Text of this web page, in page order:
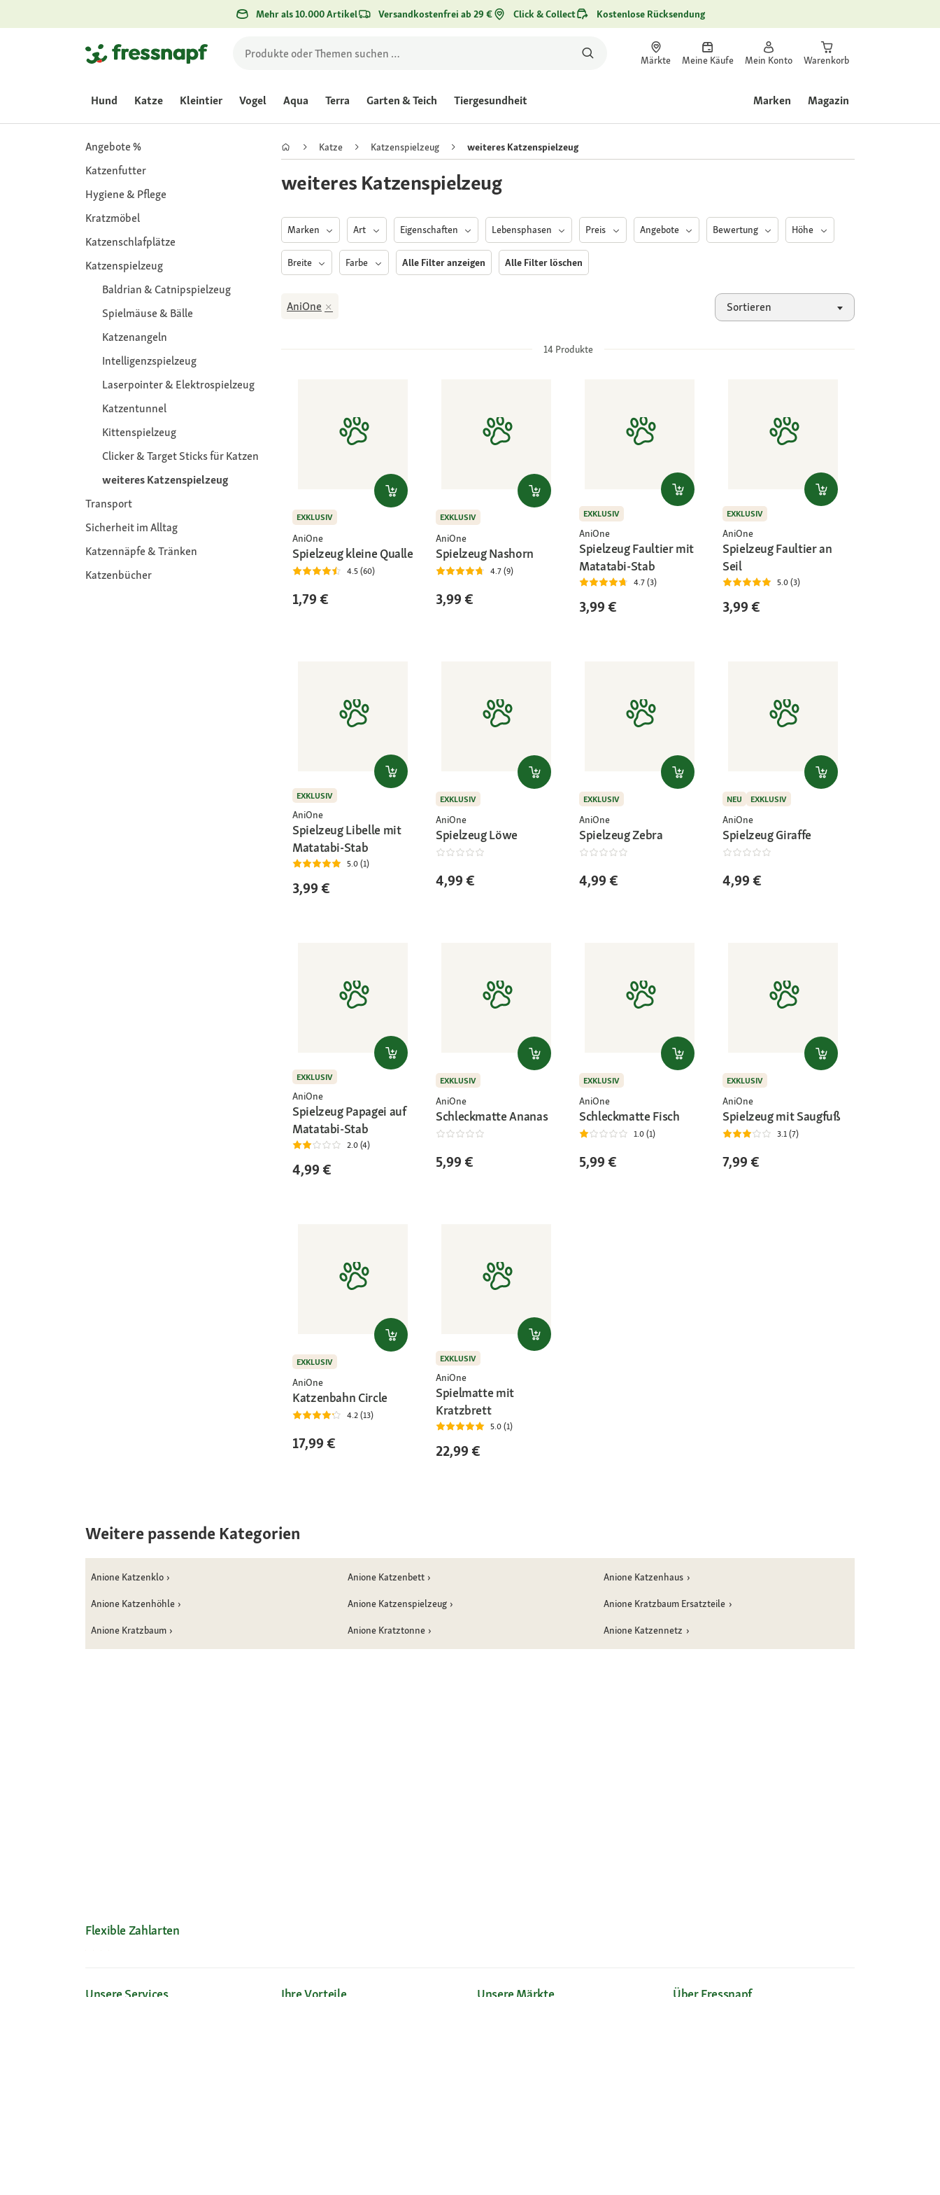
Mehr als 10.000 Artikel Versandkostenfrei ab 29 € Click & Collect Kostenlose Rücksendung
Märkte Meine Käufe Mein Konto Warenkorb
Hund Katze Kleintier Vogel Aqua Terra Garten & Teich Tiergesundheit Marken Magazin
Angebote %
Katzenfutter
Hygiene & Pflege
Kratzmöbel
Katzenschlafplätze
Katzenspielzeug
Baldrian & Catnipspielzeug
Spielmäuse & Bälle
Katzenangeln
Intelligenzspielzeug
Laserpointer & Elektrospielzeug
Katzentunnel
Kittenspielzeug
Clicker & Target Sticks für Katzen
weiteres Katzenspielzeug
Transport
Sicherheit im Alltag
Katzennäpfe & Tränken
Katzenbücher
Katze Katzenspielzeug weiteres Katzenspielzeug
weiteres Katzenspielzeug
Marken Art Eigenschaften Lebensphasen Preis Angebote Bewertung Höhe
Breite Farbe Alle Filter anzeigen Alle Filter löschen
Sortieren
AniOne
14Produkte
EXKLUSIV
AniOne
Spielzeug kleine Qualle
4.5 (60)
1,79 €
EXKLUSIV
AniOne
Spielzeug Nashorn
4.7 (9)
3,99 €
EXKLUSIV
AniOne
Spielzeug Faultier mit
Matatabi-Stab
4.7 (3)
3,99 €
EXKLUSIV
AniOne
Spielzeug Faultier an
Seil
5.0 (3)
3,99 €
EXKLUSIV
AniOne
Spielzeug Libelle mit
Matatabi-Stab
5.0 (1)
3,99 €
EXKLUSIV
AniOne
Spielzeug Löwe
4,99 €
EXKLUSIV
AniOne
Spielzeug Zebra
4,99 €
NEU EXKLUSIV
AniOne
Spielzeug Giraffe
4,99 €
EXKLUSIV
AniOne
Spielzeug Papagei auf
Matatabi-Stab
2.0 (4)
4,99 €
EXKLUSIV
AniOne
Schleckmatte Ananas
5,99 €
EXKLUSIV
AniOne
Schleckmatte Fisch
1.0 (1)
5,99 €
EXKLUSIV
AniOne
Spielzeug mit Saugfuß
3.1 (7)
7,99 €
EXKLUSIV
AniOne
Katzenbahn Circle
4.2 (13)
17,99 €
EXKLUSIV
AniOne
Spielmatte mit
Kratzbrett
5.0 (1)
22,99 €
Weitere passende Kategorien
Anione Katzenklo Anione Katzenbett Anione Katzenhaus
Anione Katzenhöhle Anione Katzenspielzeug Anione Kratzbaum Ersatzteile
Anione Kratzbaum Anione Kratztonne Anione Katzennetz
Flexible Zahlarten
Unsere Services Ihre Vorteile Unsere Märkte Über Fressnapf